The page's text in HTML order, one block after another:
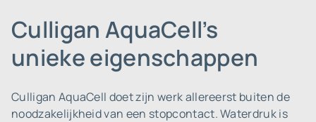
Culligan AquaCell’s
unieke eigenschappen
Culligan AquaCell doet zijn werk allereerst buiten de
noodzakelijkheid van een stopcontact. Waterdruk is